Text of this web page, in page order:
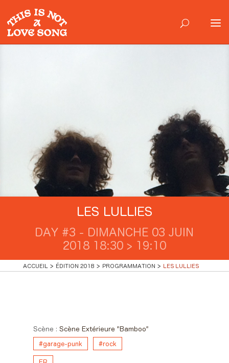
LES LULLIES
DAY #3 - DIMANCHE 03 JUIN
2018 18:30 > 19:10
ACCUEIL ÉDITION 2018 PROGRAMMATION LES LULLIES
Scène : Scène Extérieure "Bamboo"
#garage-punk #rock